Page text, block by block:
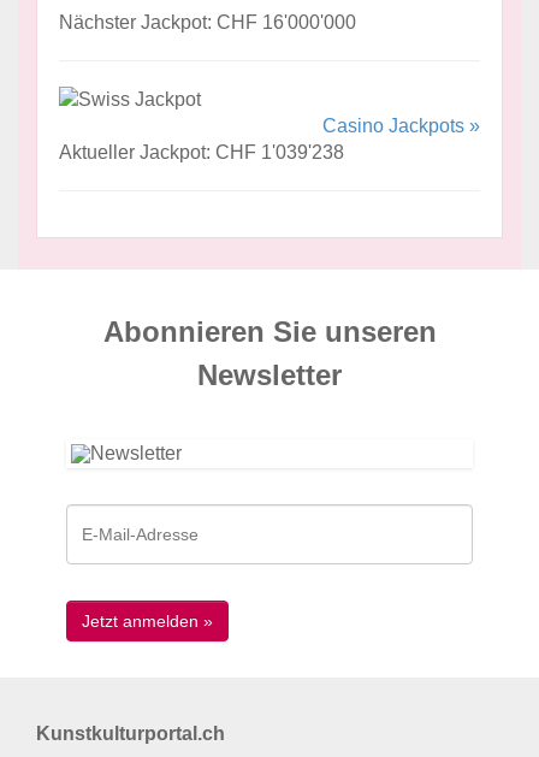
Nächster Jackpot: CHF 16'000'000
Casino Jackpots »
Aktueller Jackpot: CHF 1'039'238
Abonnieren Sie unseren
News­letter
Kunstkulturportal.ch